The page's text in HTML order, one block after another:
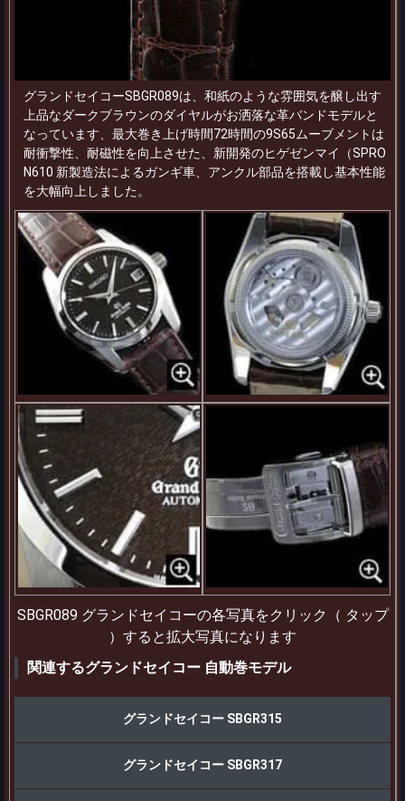
グランドセイコーSBGR089は、和紙のような雰囲気を醸し出す
上品なダークブラウンのダイヤルがお洒落な革バンドモデルと
なっています、最大巻き上げ時間72時間の9S65ムーブメントは
耐衝撃性、耐磁性を向上させた、新開発のヒゲゼンマイ（SPRO
N610 新製造法によるガンギ車、アンクル部品を搭載し基本性能
を大幅向上しました。
SBGR089 グランドセイコーの各写真をクリック（ タップ
）すると拡大写真になります
関連するグランドセイコー 自動巻モデル
グランドセイコー SBGR315
グランドセイコー SBGR317